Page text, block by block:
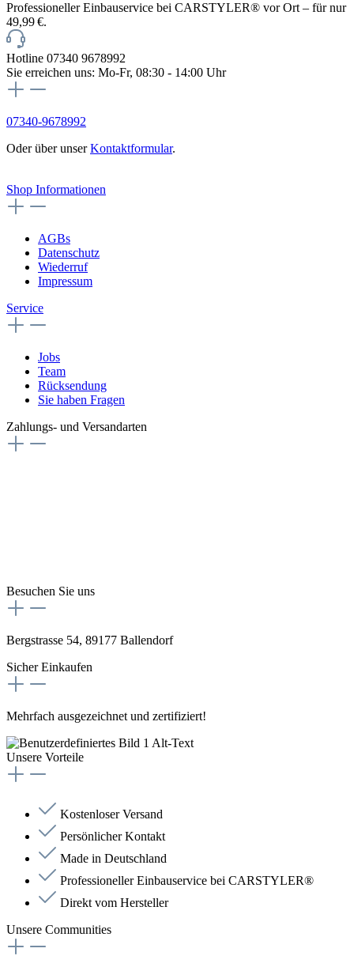
Professioneller Einbauservice bei CARSTYLER® vor Ort – für nur
49,99 €.
Hotline 07340 9678992
Sie erreichen uns: Mo-Fr, 08:30 - 14:00 Uhr
07340-9678992
Oder über unserKontaktformular.
Shop Informationen
AGBs
Datenschutz
Wiederruf
Impressum
Service
Jobs
Team
Rücksendung
Sie haben Fragen
Zahlungs- und Versandarten
Besuchen Sie uns
Bergstrasse 54, 89177 Ballendorf
Sicher Einkaufen
Mehrfach ausgezeichnet und zertifiziert!
Unsere Vorteile
Kostenloser Versand
Persönlicher Kontakt
Made in Deutschland
Professioneller Einbauservice bei CARSTYLER®
Direkt vom Hersteller
Unsere Communities